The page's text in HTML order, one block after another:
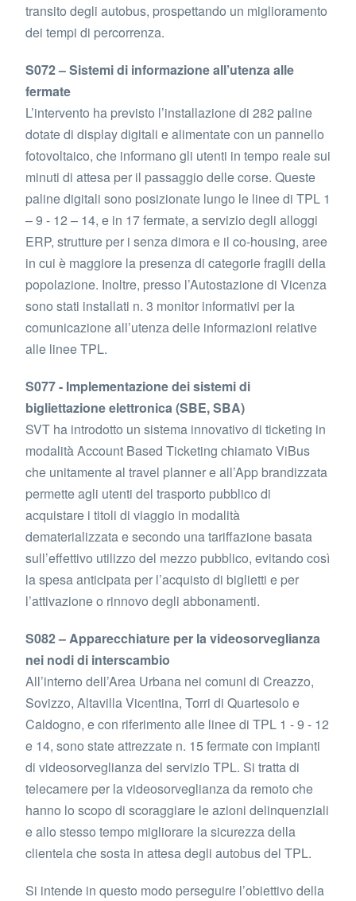
transito degli autobus, prospettando un miglioramento
dei tempi di percorrenza.
S072 – Sistemi di informazione all’utenza alle
fermate
L’intervento ha previsto l’installazione di 282 paline
dotate di display digitali e alimentate con un pannello
fotovoltaico, che informano gli utenti in tempo reale sui
minuti di attesa per il passaggio delle corse. Queste
paline digitali sono posizionate lungo le linee di TPL 1
– 9 - 12 – 14, e in 17 fermate, a servizio degli alloggi
ERP, strutture per i senza dimora e il co-housing, aree
in cui è maggiore la presenza di categorie fragili della
popolazione. Inoltre, presso l’Autostazione di Vicenza
sono stati installati n. 3 monitor informativi per la
comunicazione all’utenza delle informazioni relative
alle linee TPL.
S077 - Implementazione dei sistemi di
bigliettazione elettronica (SBE, SBA)
SVT ha introdotto un sistema innovativo di ticketing in
modalità Account Based Ticketing chiamato ViBus
che unitamente al travel planner e all’App brandizzata
permette agli utenti del trasporto pubblico di
acquistare i titoli di viaggio in modalità
dematerializzata e secondo una tariffazione basata
sull’effettivo utilizzo del mezzo pubblico, evitando così
la spesa anticipata per l’acquisto di biglietti e per
l’attivazione o rinnovo degli abbonamenti.
S082 – Apparecchiature per la videosorveglianza
nei nodi di interscambio
All’interno dell’Area Urbana nei comuni di Creazzo,
Sovizzo, Altavilla Vicentina, Torri di Quartesolo e
Caldogno, e con riferimento alle linee di TPL 1 - 9 - 12
e 14, sono state attrezzate n. 15 fermate con impianti
di videosorveglianza del servizio TPL. Si tratta di
telecamere per la videosorveglianza da remoto che
hanno lo scopo di scoraggiare le azioni delinquenziali
e allo stesso tempo migliorare la sicurezza della
clientela che sosta in attesa degli autobus del TPL.
Si intende in questo modo perseguire l’obiettivo della